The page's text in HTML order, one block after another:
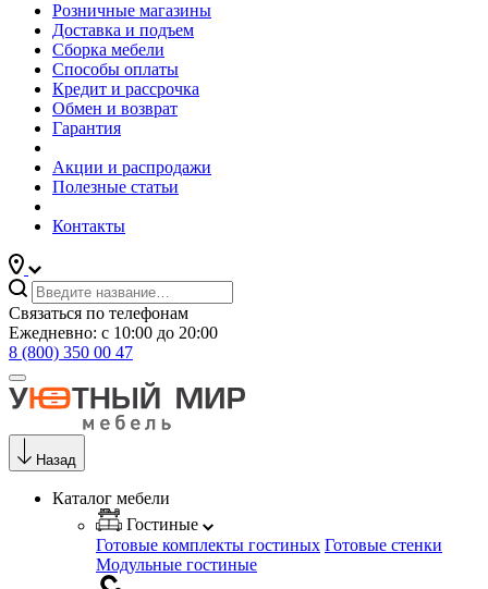
Розничные магазины
Доставка и подъем
Сборка мебели
Способы оплаты
Кредит и рассрочка
Обмен и возврат
Гарантия
Акции и распродажи
Полезные статьи
Контакты
Связаться по телефонам
Ежедневно: с 10:00 до 20:00
8 (800) 350 00 47
Назад
Каталог мебели
Гостиные
Готовые комплекты гостиных Готовые стенки
Модульные гостиные